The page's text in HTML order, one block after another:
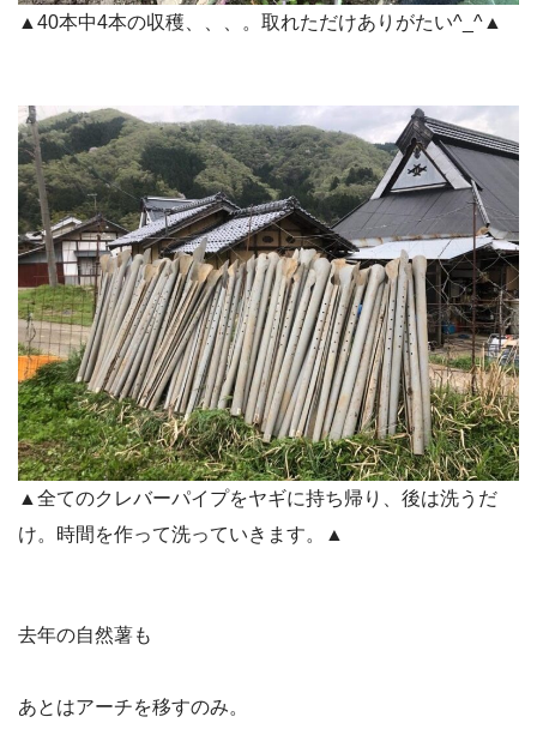
▲40本中4本の収穫、、、。取れただけありがたい^_^▲
▲全てのクレバーパイプをヤギに持ち帰り、後は洗うだ
け。時間を作って洗っていきます。▲
去年の自然薯も
あとはアーチを移すのみ。